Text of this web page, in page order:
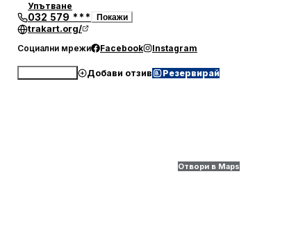
Упътване
032 579 *** Покажи
trakart.org/
Социални мрежи Facebook Instagram
Добави отзив Резервирай
Отвори в Maps